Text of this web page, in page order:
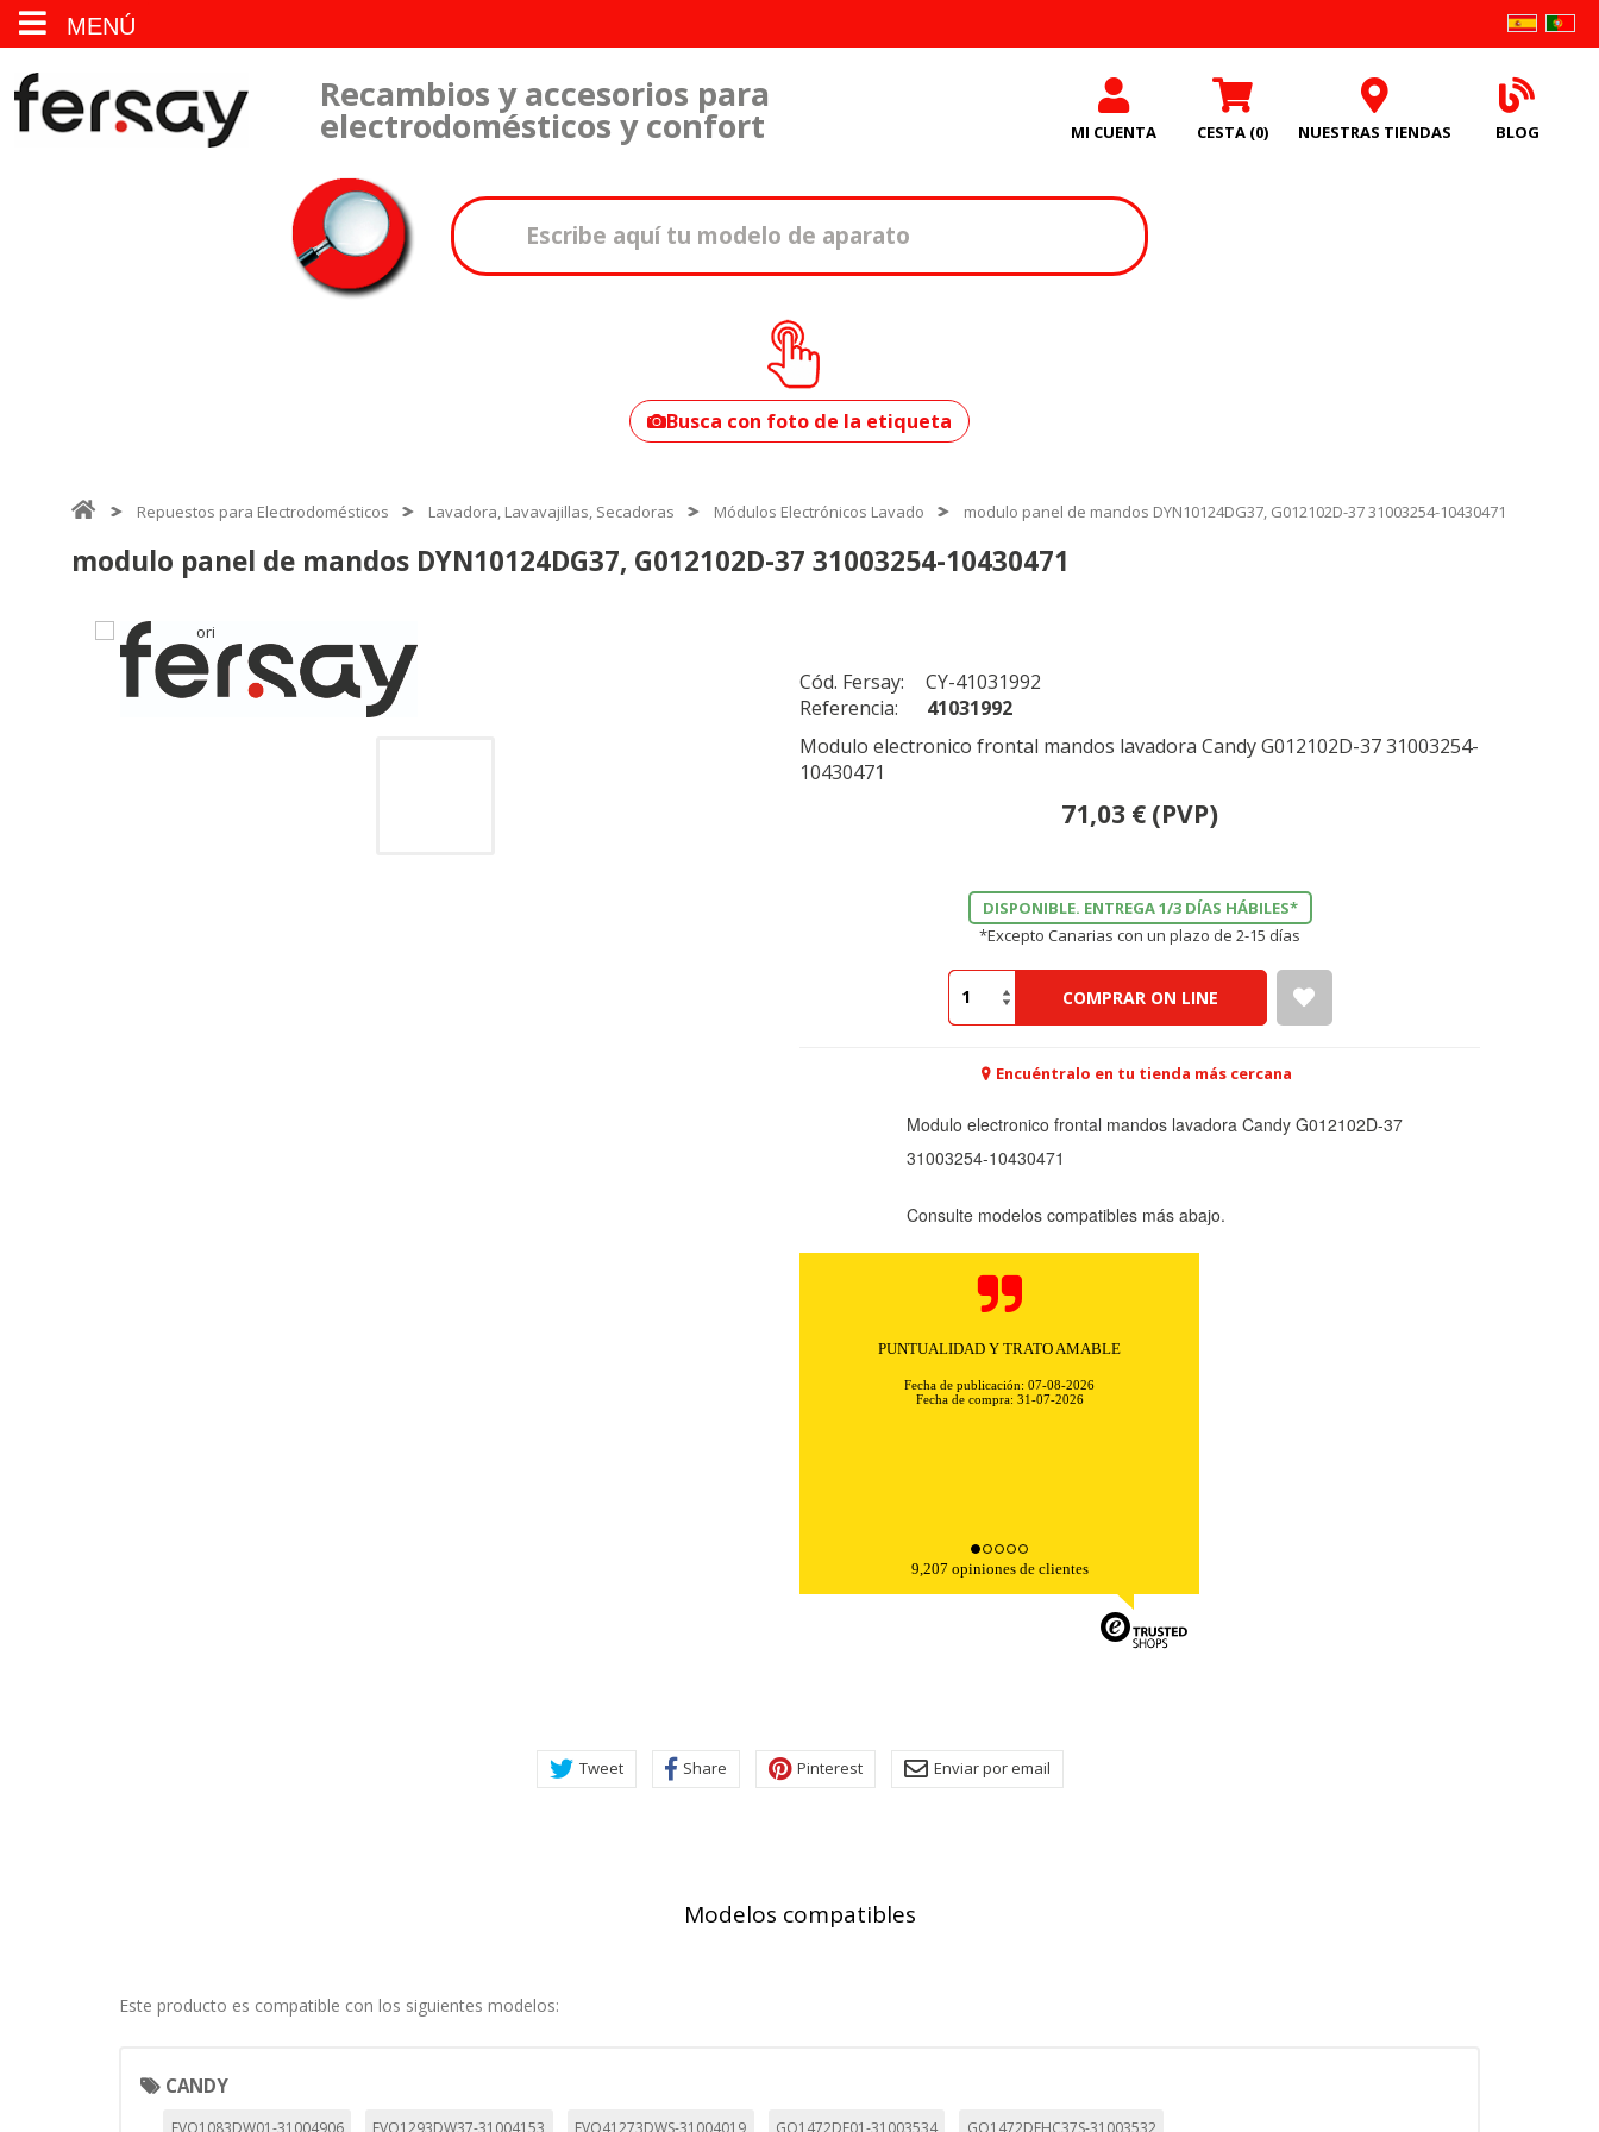
MENÚ
Recambios y accesorios para
electrodomésticos y confort MI CUENTA CESTA (0) NUESTRAS TIENDAS BLOG
tu modelo?
Busca con foto de la etiqueta
Repuestos para Electrodomésticos Lavadora, Lavavajillas, Secadoras Módulos Electrónicos Lavado modulo panel de mandos DYN10124DG37, G012102D-37 31003254-10430471
modulo panel de mandos DYN10124DG37, G012102D-37 31003254-10430471
Cód. Fersay:
CY-41031992
Referencia:
41031992
Modulo electronico frontal mandos lavadora Candy G012102D-37 31003254-
10430471
71,03 € (PVP)
DISPONIBLE. ENTREGA 1/3 DÍAS HÁBILES*
*Excepto Canarias con un plazo de 2-15 días
COMPRAR ON LINE
Encuéntralo en tu tienda más cercana
Modulo electronico frontal mandos lavadora Candy G012102D-37
31003254-10430471
Consulte modelos compatibles más abajo.
PUNTUALIDAD Y TRATO AMABLE
Fecha de publicación: 07-08-2026
Fecha de compra: 31-07-2026
9,207 opiniones de clientes
Tweet Share Pinterest Enviar por email
Modelos compatibles
Este producto es compatible con los siguientes modelos:
CANDY
EVO1083DW01-31004906 EVO1293DW37-31004153 EVO41273DWS-31004019 GO1472DE01-31003534 GO1472DEHC37S-31003532